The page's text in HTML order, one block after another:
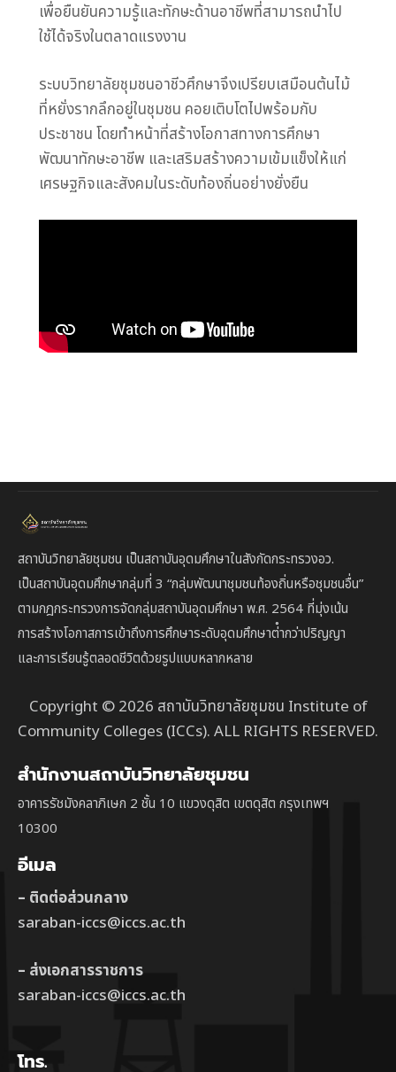
เพื่อยืนยันความรู้และทักษะด้านอาชีพที่สามารถนำไป
ใช้ได้จริงในตลาดแรงงาน
ระบบวิทยาลัยชุมชนอาชีวศึกษาจึงเปรียบเสมือนต้นไม้
ที่หยั่งรากลึกอยู่ในชุมชน คอยเติบโตไปพร้อมกับ
ประชาชน โดยทำหน้าที่สร้างโอกาสทางการศึกษา
พัฒนาทักษะอาชีพ และเสริมสร้างความเข้มแข็งให้แก่
เศรษฐกิจและสังคมในระดับท้องถิ่นอย่างยั่งยืน
สถาบันวิทยาลัยชุมชน เป็นสถาบันอุดมศึกษาในสังกัดกระทรวงอว.
เป็นสถาบันอุดมศึกษากลุ่มที่ 3 “กลุ่มพัฒนาชุมชนท้องถิ่นหรือชุมชนอื่น”
ตามกฎกระทรวงการจัดกลุ่มสถาบันอุดมศึกษา พ.ศ. 2564 ที่มุ่งเน้น
การสร้างโอกาสการเข้าถึงการศึกษาระดับอุดมศึกษาต่ํากว่าปริญญา
และการเรียนรู้ตลอดชีวิตด้วยรูปแบบหลากหลาย
Copyright © 2026 สถาบันวิทยาลัยชุมชน Institute of
Community Colleges (ICCs). ALL RIGHTS RESERVED.
สำนักงานสถาบันวิทยาลัยชุมชน
อาคารรัชมังคลาภิเษก 2 ชั้น 10 แขวงดุสิต เขตดุสิต กรุงเทพฯ
10300
อีเมล
– ติดต่อส่วนกลาง
saraban-iccs@iccs.ac.th
– ส่งเอกสารราชการ
saraban-iccs@iccs.ac.th
โทร.